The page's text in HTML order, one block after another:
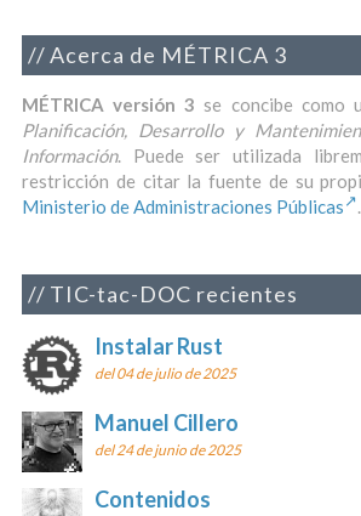
Acerca de MÉTRICA 3
MÉTRICA versión 3 se concibe como
Planificación, Desarrollo y
Información. Puede ser utilizada
restricción de citar la fuente de su
Ministerio de Administraciones Públicas
.
TIC-tac-DOC recientes
Instalar Rust
del 04 de julio de 2025
Manuel Cillero
del 24 de junio de 2025
Contenidos